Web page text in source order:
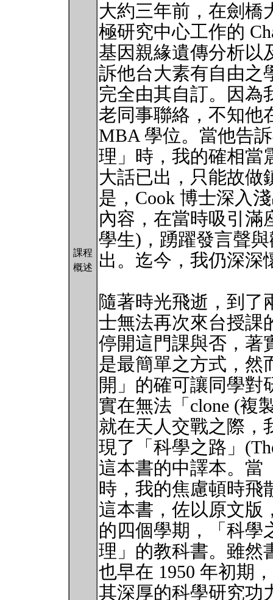
課程
概述
大約三年前，在劍橋
極研究中心工作的
基因親緣遺傳分析以
訴他台大素有自由之
完全由其自訂。因為
老同事聯絡，不知他
MBA 學位。當他告
理」時，我的確相當
大話已出，只能故做
是，Cook 博士深入
內容，在當時吸引滿
學生)，踴躍發言聲
出。迄今，我仍深深
隨著時光飛逝，到了
士無法再次來台授課
停開這門課與否，著
是最簡單之方式，然
開」的確可讓同學對
實在無法「clone (複
就在天人交戰之際，
現了「科學之路」
這本書的中譯本。當
時，我的焦慮頓時飛
這本書，佐以原文版
的四個學期，「科學
理」的教科書。雖然
也早在 1950 年初期
其深厚的科學研究功